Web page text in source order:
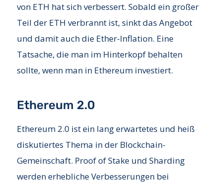
von ETH hat sich verbessert. Sobald ein großer
Teil der ETH verbrannt ist, sinkt das Angebot
und damit auch die Ether-Inflation. Eine
Tatsache, die man im Hinterkopf behalten
sollte, wenn man in Ethereum investiert.
Ethereum 2.0
Ethereum 2.0 ist ein lang erwartetes und heiß
diskutiertes Thema in der Blockchain-
Gemeinschaft. Proof of Stake und Sharding
werden erhebliche Verbesserungen bei